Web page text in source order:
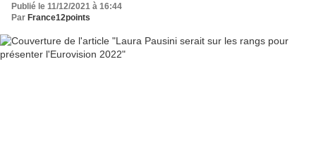
Publié le 11/12/2021 à 16:44
Par France12points